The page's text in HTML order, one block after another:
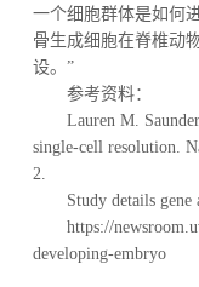
一个细胞群体是如何
骨生成细胞在脊椎动
设。”
参考资料：
Lauren M.
single-cell resolution.
2.
Study details
https://
developing-embryo